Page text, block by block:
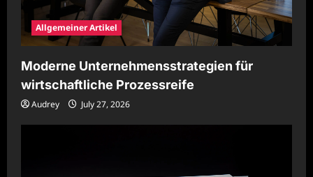
Allgemeiner Artikel
Moderne Unternehmensstrategien für
wirtschaftliche Prozessreife
Audrey July 27, 2026